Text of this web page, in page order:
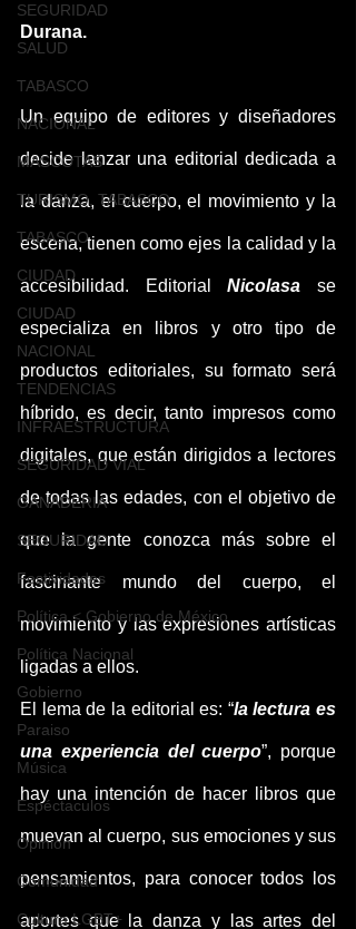
SEGURIDAD
SALUD
TABASCO
NACIONAL
MASCOTAS
TURISMO, TABASCO
TABASCO
CIUDAD
CIUDAD
NACIONAL
TENDENCIAS
INFRAESTRUCTURA
SEGURIDAD VIAL
GANADERIA
SEGURIDAD
Festividades
Política < Gobierno de México
Política Nacional
Gobierno
Paraiso
Música
Espéctaculos
Opinión
Comunidad
Cultura LGBT+
Durana.
Un equipo de editores y diseñadores
decide lanzar una editorial dedicada a
la danza, el cuerpo, el movimiento y la
escena, tienen como ejes la calidad y la
accesibilidad. Editorial Nicolasa se
especializa en libros y otro tipo de
productos editoriales, su formato será
híbrido, es decir, tanto impresos como
digitales, que están dirigidos a lectores
de todas las edades, con el objetivo de
que la gente conozca más sobre el
fascinante mundo del cuerpo, el
movimiento y las expresiones artísticas
ligadas a ellos.
El lema de la editorial es: “la lectura es
una experiencia del cuerpo”, porque
hay una intención de hacer libros que
muevan al cuerpo, sus emociones y sus
pensamientos, para conocer todos los
aportes que la danza y las artes del